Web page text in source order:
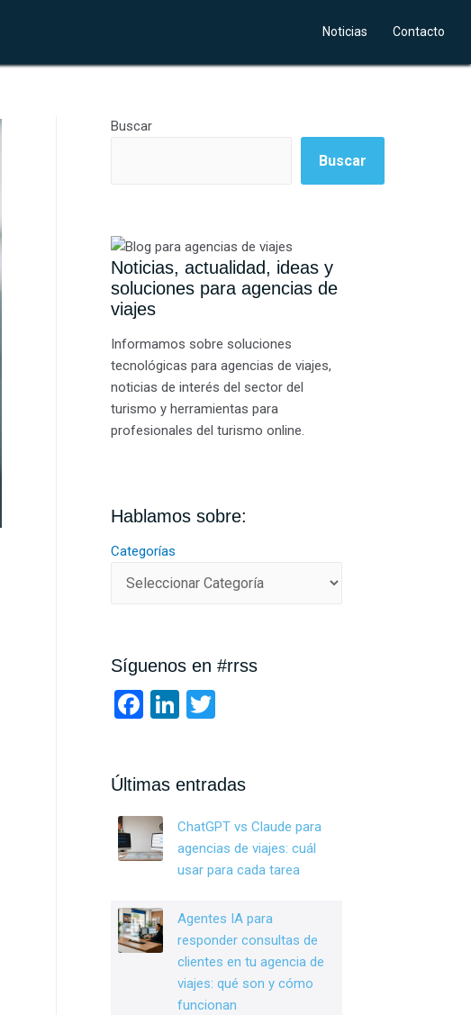
Noticias Contacto
Buscar
Buscar
Noticias, actualidad, ideas y
soluciones para agencias de
viajes
Informamos sobre soluciones
tecnológicas para agencias de viajes,
noticias de interés del sector del
turismo y herramientas para
profesionales del turismo online.
Hablamos sobre:
Categorías
Síguenos en #rrss
F
b
o
o
Li
dI
n
er
Últimas entradas
ChatGPT vs Claude para
agencias de viajes: cuál
usar para cada tarea
Agentes IA para
responder consultas de
clientes en tu agencia de
viajes: qué son y cómo
funcionan